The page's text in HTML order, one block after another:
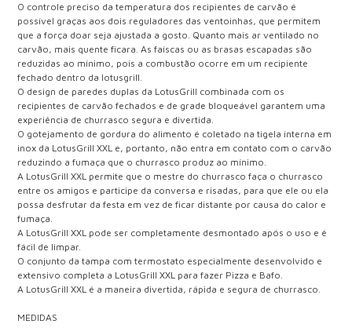
O controle preciso da temperatura dos recipientes de carvão é
possível graças aos dois reguladores das ventoinhas, que permitem
que a força doar seja ajustada a gosto. Quanto mais ar ventilado no
carvão, mais quente ficara. As faíscas ou as brasas escapadas são
reduzidas ao mínimo, pois a combustão ocorre em um recipiente
fechado dentro da lotusgrill.
O design de paredes duplas da LotusGrill combinada com os
recipientes de carvão fechados e de grade bloqueável garantem uma
experiência de churrasco segura e divertida.
O gotejamento de gordura do alimento é coletado na tigela interna em
inox da LotusGrill XXL e, portanto, não entra em contato com o carvão
reduzindo a fumaça que o churrasco produz ao mínimo.
A LotusGrill XXL permite que o mestre do churrasco faça o churrasco
entre os amigos e participe da conversa e risadas, para que ele ou ela
possa desfrutar da festa em vez de ficar distante por causa do calor e
fumaça.
A LotusGrill XXL pode ser completamente desmontado após o uso e é
fácil de limpar.
O conjunto da tampa com termostato especialmente desenvolvido e
extensivo completa a LotusGrill XXL para fazer Pizza e Bafo.
A LotusGrill XXL é a maneira divertida, rápida e segura de churrasco.
MEDIDAS